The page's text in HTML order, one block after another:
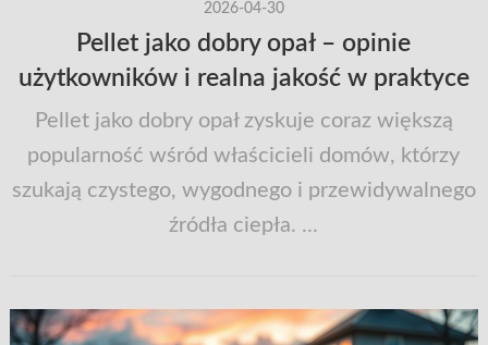
2026-04-30
Pellet jako dobry opał – opinie
użytkowników i realna jakość w praktyce
Pellet jako dobry opał zyskuje coraz większą
popularność wśród właścicieli domów, którzy
szukają czystego, wygodnego i przewidywalnego
źródła ciepła. ...